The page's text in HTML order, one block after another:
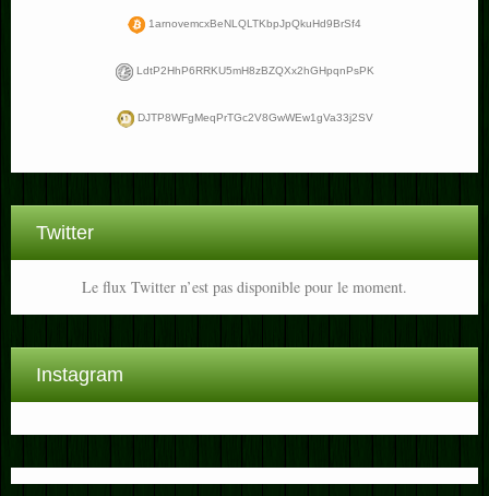
1arnovemcxBeNLQLTKbpJpQkuHd9BrSf4
LdtP2HhP6RRKU5mH8zBZQXx2hGHpqnPsPK
DJTP8WFgMeqPrTGc2V8GwWEw1gVa33j2SV
Twitter
Le flux Twitter n’est pas disponible pour le moment.
Instagram